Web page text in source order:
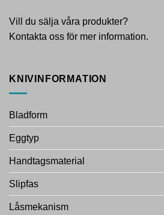
Vill du sälja våra produkter?
Kontakta oss för mer information.
KNIVINFORMATION
Bladform
Eggtyp
Handtagsmaterial
Slipfas
Låsmekanism